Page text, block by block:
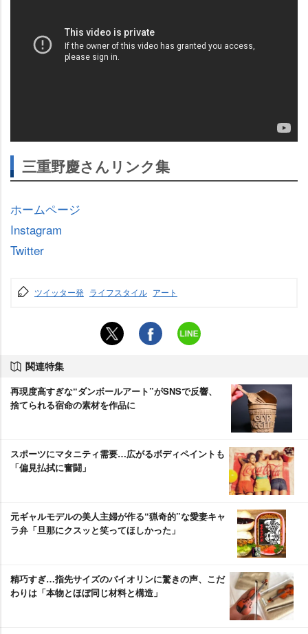
三重野慶さんリンク集
ホームページ
Instagram
Twitter
ツイッター発 ライフスタイル アート
関連特集
再現度高すぎな“ダンボールアート”がSNSで反響、
捨てられる宿命の素材を作品に
スポーツにマタニティ需要…広がるボディペイントも
「偏見払拭に奮闘」
元ギャルモデルの美人主婦が作る“猟奇的”な愛妻キャ
ラ弁「旦那にクスッと笑ってほしかった」
精巧すぎ…指先サイズのバイオリンに驚きの声、こだ
わりは「本物とほぼ同じ材料と構造」